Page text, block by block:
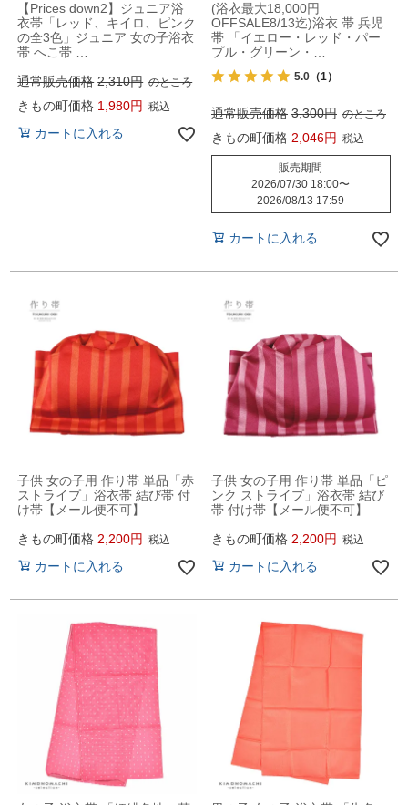
【Prices down2】ジュニア浴
衣帯「レッド、キイロ、ピンク
の全3色」ジュニア 女の子浴衣
帯 へこ帯 …
通常販売価格 2,310 のところ
きもの町価格 1,980 税込
カートに入れる
(浴衣最大18,000円
OFFSALE8/13迄)浴衣 帯 兵児
帯 「イエロー・レッド・パー
プル・グリーン・…
5.0 （1）
通常販売価格 3,300 のところ
きもの町価格 2,046 税込
販売期間
2026/07/30 18:00〜
2026/08/13 17:59
カートに入れる
子供 女の子用 作り帯 単品「赤
ストライプ」浴衣帯 結び帯 付
け帯【メール便不可】
きもの町価格 2,200 税込
カートに入れる
子供 女の子用 作り帯 単品「ピ
ンク ストライプ」浴衣帯 結び
帯 付け帯【メール便不可】
きもの町価格 2,200 税込
カートに入れる